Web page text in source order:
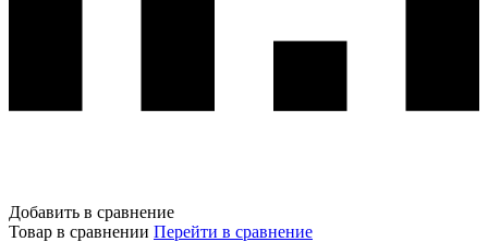
Добавить в сравнение
Товар в сравнении Перейти в сравнение